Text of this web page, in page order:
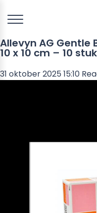
Allevyn AG
10 x 10 cm – 10
31 oktober 2025 15:10